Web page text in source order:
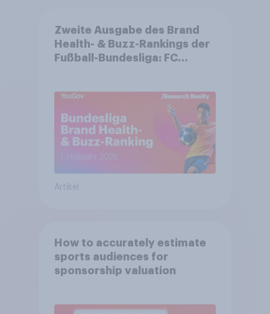
Zweite Ausgabe des Brand
Health- & Buzz-Rankings der
Fußball-Bundesliga: FC
Artikel
How to accurately estimate
sports audiences for
sponsorship valuation